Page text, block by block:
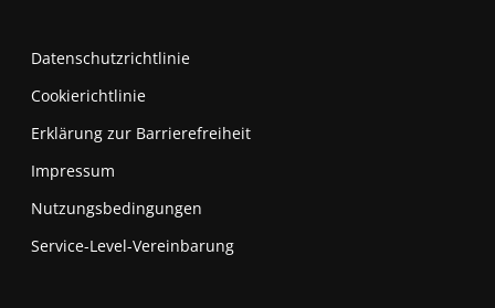
Datenschutzrichtlinie
Cookierichtlinie
Erklärung zur Barrierefreiheit
Impressum
Nutzungsbedingungen
New window
Service-Level-Vereinbarung